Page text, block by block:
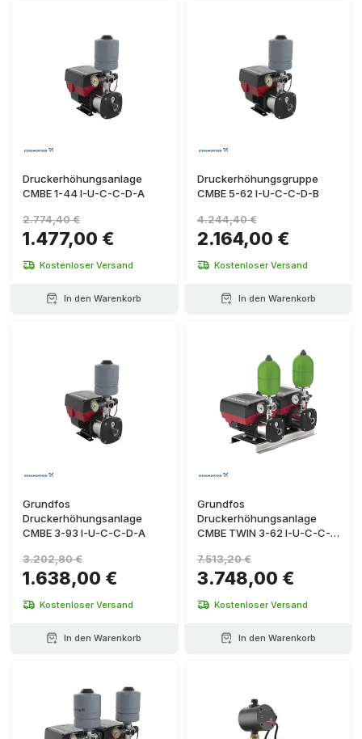
Druckerhöhungsanlage
CMBE 1-44 I-U-C-C-D-A
1.477,00 €
2.774,40 €
Kostenloser Versand
In den Warenkorb
Druckerhöhungsgruppe
CMBE 5-62 I-U-C-C-D-B
2.164,00 €
4.244,40 €
Kostenloser Versand
In den Warenkorb
Grundfos
Druckerhöhungsanlage
CMBE 3-93 I-U-C-C-D-A
1.638,00 €
3.202,80 €
Kostenloser Versand
In den Warenkorb
Grundfos
Druckerhöhungsanlage
CMBE TWIN 3-62 I-U-C-C-
3.748,00 €
7.513,20 €
Kostenloser Versand
In den Warenkorb